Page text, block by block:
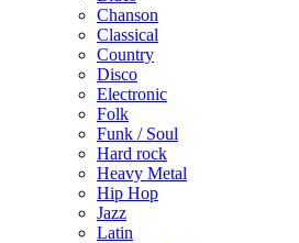
Chanson
Classical
Country
Disco
Electronic
Folk
Funk / Soul
Hard rock
Heavy Metal
Hip Hop
Jazz
Latin